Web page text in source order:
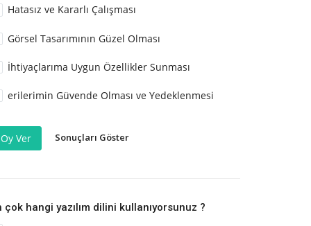
Hatasız ve Kararlı Çalışması
Görsel Tasarımının Güzel Olması
İhtiyaçlarıma Uygun Özellikler Sunması
erilerimin Güvende Olması ve Yedeklenmesi
Oy Ver Sonuçları Göster
çok hangi yazılım dilini kullanıyorsunuz ?